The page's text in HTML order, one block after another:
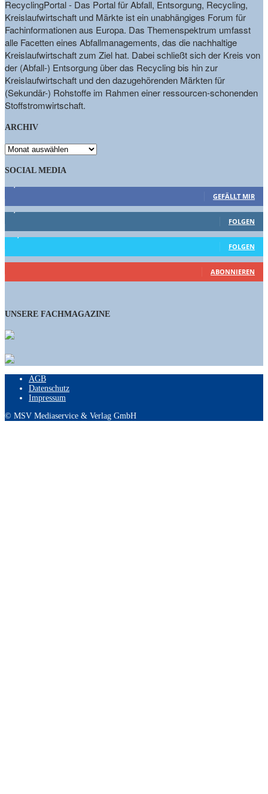
RecyclingPortal - Das Portal für Abfall, Entsorgung, Recycling,
Kreislaufwirtschaft und Märkte ist ein unabhängiges Forum für
Fachinformationen aus Europa. Das Themenspektrum umfasst
alle Facetten eines Abfallmanagements, das die nachhaltige
Kreislaufwirtschaft zum Ziel hat. Dabei schließt sich der Kreis von
der (Abfall-) Entsorgung über das Recycling bis hin zur
Kreislaufwirtschaft und den dazugehörenden Märkten für
(Sekundär-) Rohstoffe im Rahmen einer ressourcen-schonenden
Stoffstromwirtschaft.
ARCHIV
ARCHIV
SOCIAL MEDIA
GEFÄLLT MIR
1,662 Follower
FOLGEN
15,658 Follower
FOLGEN
460 Abonnenten
ABONNIEREN
UNSERE FACHMAGAZINE
AGB
Datenschutz
Impressum
© MSV Mediaservice & Verlag GmbH